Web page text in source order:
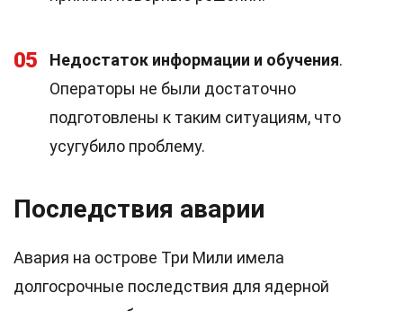
05 Недостаток информации и обучения.
Операторы не были достаточно
подготовлены к таким ситуациям, что
усугубило проблему.
Последствия аварии
Авария на острове Три Мили имела
долгосрочные последствия для ядерной